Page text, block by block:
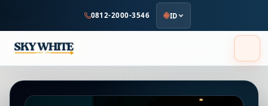
utama
0812-2000-3546 ID